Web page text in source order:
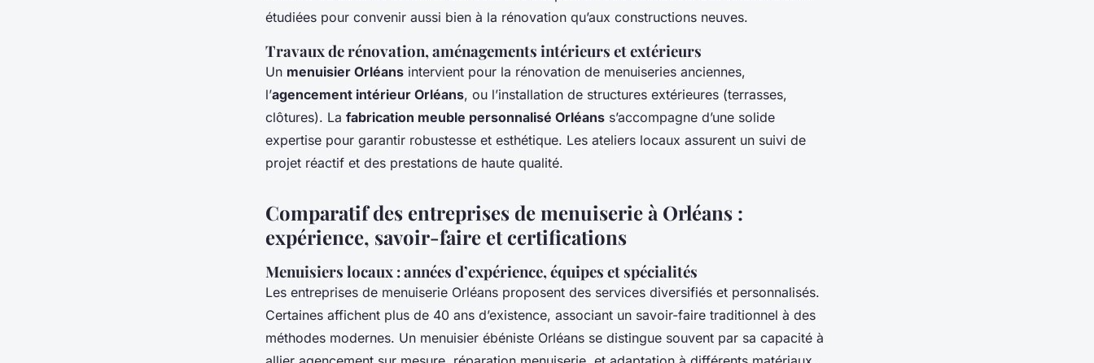
étudiées pour convenir aussi bien à la rénovation qu’aux constructions neuves.
Travaux de rénovation, aménagements intérieurs et extérieurs
Un menuisier Orléans intervient pour la rénovation de menuiseries anciennes,
l’agencement intérieur Orléans, ou l’installation de structures extérieures (terrasses,
clôtures). La fabrication meuble personnalisé Orléans s’accompagne d’une solide
expertise pour garantir robustesse et esthétique. Les ateliers locaux assurent un suivi de
projet réactif et des prestations de haute qualité.
Comparatif des entreprises de menuiserie à Orléans :
expérience, savoir-faire et certifications
Menuisiers locaux : années d’expérience, équipes et spécialités
Les entreprises de menuiserie Orléans proposent des services diversifiés et personnalisés.
Certaines affichent plus de 40 ans d’existence, associant un savoir-faire traditionnel à des
méthodes modernes. Un menuisier ébéniste Orléans se distingue souvent par sa capacité à